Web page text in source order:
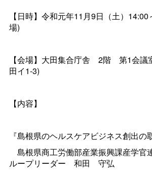
【日時】令和元年11月9日（土）
場)
【会場】大田集合庁舎 2階 第1会議
田イ1-3)
【内容】
『島根県のヘルスケアビジネス創出の
島根県商工労働部産業振興課産学官
ループリーダー 和田 守弘